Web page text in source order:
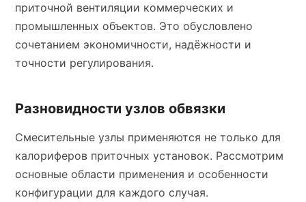
приточной вентиляции коммерческих и
промышленных объектов. Это обусловлено
сочетанием экономичности, надёжности и
точности регулирования.
Разновидности узлов обвязки
Смесительные узлы применяются не только для
калориферов приточных установок. Рассмотрим
основные области применения и особенности
конфигурации для каждого случая.